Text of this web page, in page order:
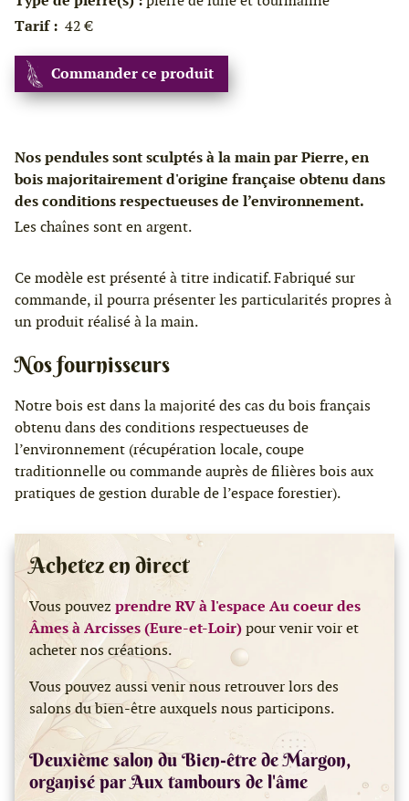
Tarif : 42 €
Commander ce produit
Nos pendules sont sculptés à la main par Pierre, en
bois majoritairement d'origine française obtenu dans
des conditions respectueuses de l’environnement.
Les chaînes sont en argent.
Ce modèle est présenté à titre indicatif. Fabriqué sur
commande, il pourra présenter les particularités propres à
un produit réalisé à la main.
Nos fournisseurs
Notre bois est dans la majorité des cas du bois français
obtenu dans des conditions respectueuses de
l’environnement (récupération locale, coupe
traditionnelle ou commande auprès de filières bois aux
pratiques de gestion durable de l’espace forestier).
Achetez en direct
Vous pouvez prendre RV à l'espace Au coeur des
Âmes à Arcisses (Eure-et-Loir)pour venir voir et
acheter nos créations.
Vous pouvez aussi venir nous retrouver lors des
salons du bien-être auxquels nous participons.
Deuxième salon du Bien-être de Margon,
organisé par Aux tambours de l'âme